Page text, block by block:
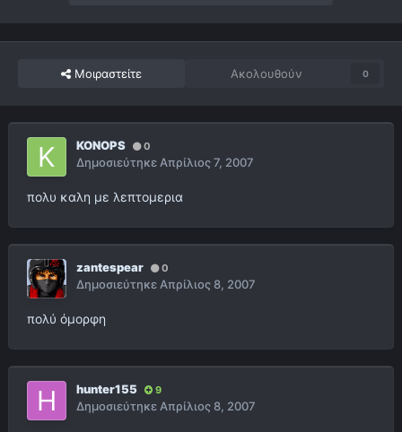
Μοιραστείτε Ακολουθούν 0
KONOPS 0
ΔημοσιεύτηκεΑπρίλιος 7, 2007
πολυ καλη με λεπτομερια
zantespear 0
ΔημοσιεύτηκεΑπρίλιος 8, 2007
πολύ όμορφη
hunter155 9
ΔημοσιεύτηκεΑπρίλιος 8, 2007